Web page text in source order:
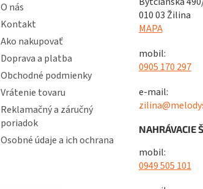
O nás
Kontakt
Ako nakupovať
Doprava a platba
Obchodné podmienky
Vrátenie tovaru
Reklamačný a záručný
poriadok
Osobné údaje a ich ochrana
010 03 Žilina
MAPA
mobil:
0905 170 297
e-mail:
NAHRÁVACIE
mobil:
0949 505 101